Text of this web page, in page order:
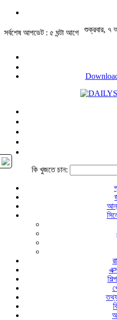
সর্বশেষ আপডেট : ৫ ঘন্টা আগে
শুক্রবার, ৭
কি খুজতে চান: